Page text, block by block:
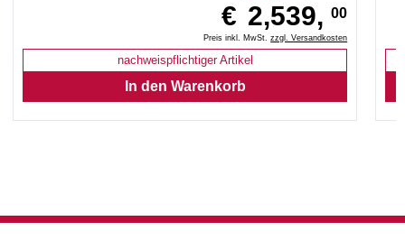
€ 2,539, 00
Preis inkl. MwSt.zzgl. Versandkosten
nachweispflichtiger Artikel